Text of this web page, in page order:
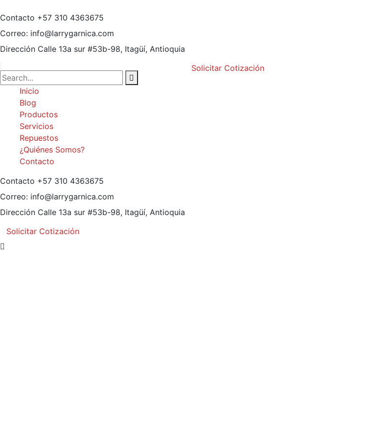
Contacto +57 310 4363675
Correo: info@larrygarnica.com
Dirección Calle 13a sur #53b-98, Itagüí, Antioquia
Inicio
Blog
Productos
Servicios
Repuestos
¿Quiénes Somos?
Contacto
Contacto +57 310 4363675
Correo: info@larrygarnica.com
Dirección Calle 13a sur #53b-98, Itagüí, Antioquia
Solicitar Cotización
Solicitar Cotización